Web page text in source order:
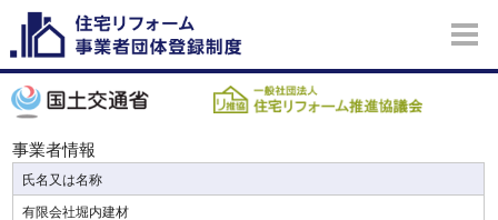
事業者情報
氏名又は名称
有限会社堀内建材